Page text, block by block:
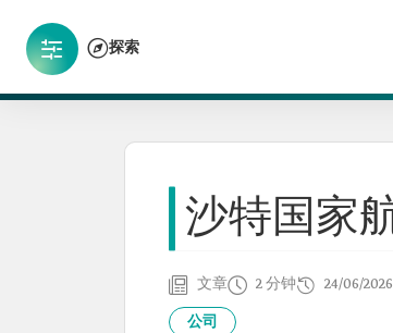
探索
沙特国家
文章 2 分钟 24/06/2026
公司